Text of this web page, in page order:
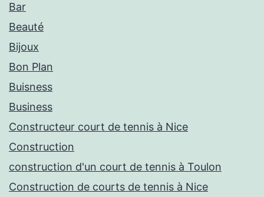
Bar
Beauté
Bijoux
Bon Plan
Buisness
Business
Constructeur court de tennis à Nice
Construction
construction d'un court de tennis à Toulon
Construction de courts de tennis à Nice